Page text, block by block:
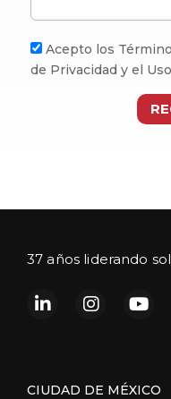
Acepto los
de Privacidad y el
37 años liderando
CIUDAD DE MÉXICO